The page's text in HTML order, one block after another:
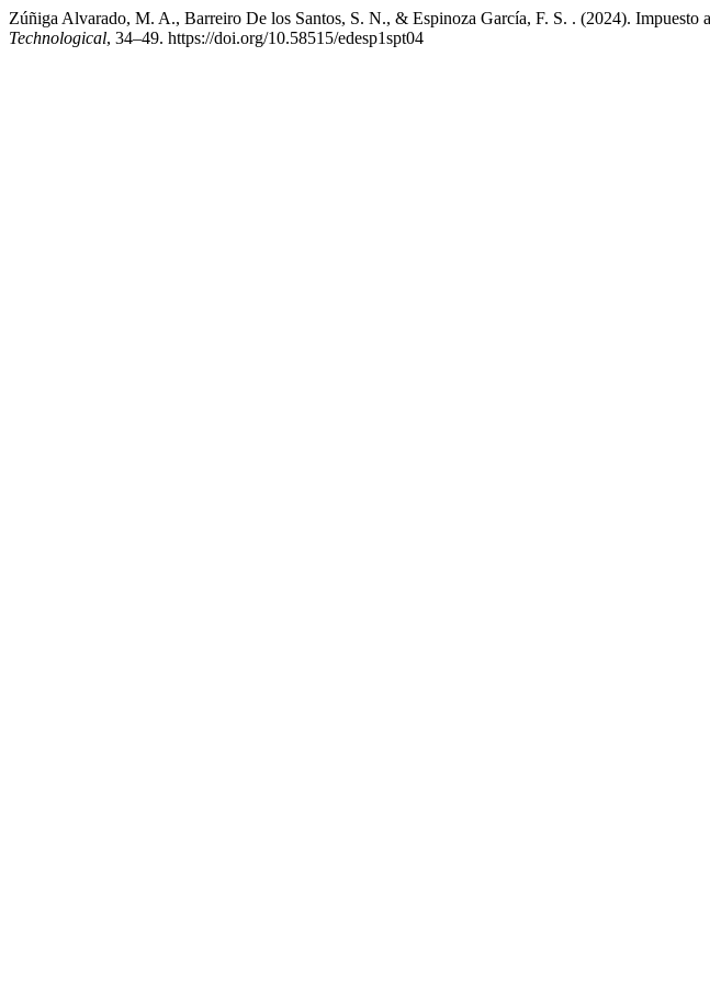
Zúñiga Alvarado, M. A., Barreiro De los Santos, S. N., & Espinoza García, F. S. . (2024). Impuesto
Technological, 34–49. https://doi.org/10.58515/edesp1spt04